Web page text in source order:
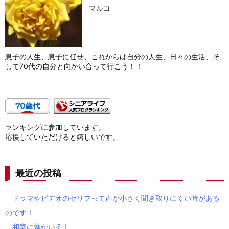
マルコ
息子の人生、息子に任せ、これからは自分の人生、日々の生活、そ
して70代の自分と向かい合って行こう！！
ランキングに参加しています。
応援していただけると嬉しいです。
最近の投稿
ドラマやビデオのセリフって声が小さく聞き取りにくい時がある
のです！
和室に蝉がいる！